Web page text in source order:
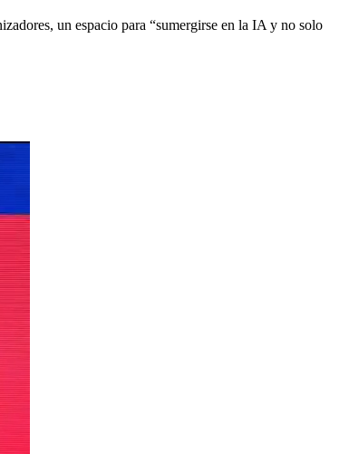
un espacio para “sumergirse en la IA y no solo